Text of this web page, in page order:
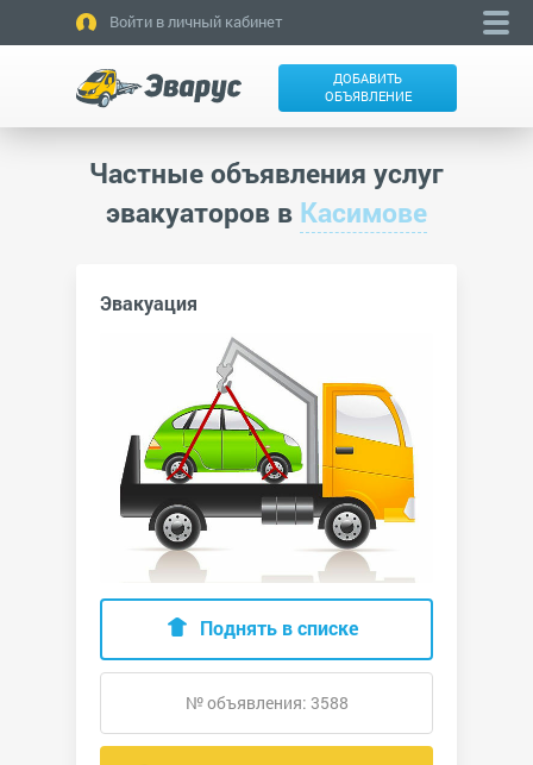
Войти в личный кабинет
ДОБАВИТЬ
ОБЪЯВЛЕНИЕ
Частные объявления услуг
эвакуаторов в Касимове
Эвакуация
Поднять в списке
№ объявления: 3588